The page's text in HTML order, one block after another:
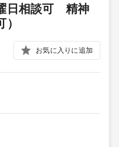
日相談可 精神
お気に入りに追加